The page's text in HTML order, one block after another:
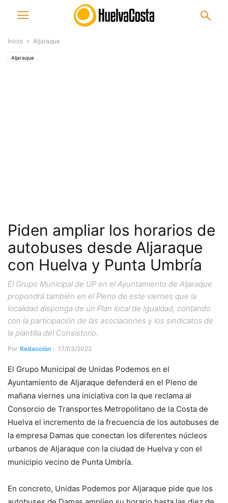
Inicio Aljaraque
Aljaraque
Piden ampliar los horarios de
autobuses desde Aljaraque
con Huelva y Punta Umbría
El Grupo Municipal de UP en el Ayuntamiento de Aljaraque
propondrá también en el Pleno de este viernes que la
localidad disponga de un Plan local de Igualdad, contando
con la participación de las asociaciones y los sindicatos de
la plantilla del Consistorio.
Por Redacción - 17/03/2022
El Grupo Municipal de Unidas Podemos en el
Ayuntamiento de Aljaraque defenderá en el Pleno de
mañana viernes una iniciativa con la que reclama al
Consorcio de Transportes Metropolitano de la Costa de
Huelva el incremento de la frecuencia de los autobuses de
la empresa Damas que conectan los diferentes núcleos
urbanos de Aljaraque con la ciudad de Huelva y con el
municipio vecino de Punta Umbría.
En concreto, Unidas Podemos por Aljaraque pide que los